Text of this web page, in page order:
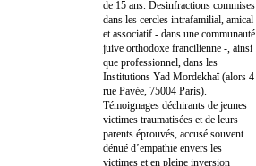
de 15 ans. Desinfractions commises
dans les cercles intrafamilial, amical
et associatif - dans une communauté
juive orthodoxe francilienne -, ainsi
que professionnel, dans les
Institutions Yad Mordekhaï (alors 4
rue Pavée, 75004 Paris).
Témoignages déchirants de jeunes
victimes traumatisées et de leurs
parents éprouvés, accusé souvent
dénué d’empathie envers les
victimes et en pleine inversion